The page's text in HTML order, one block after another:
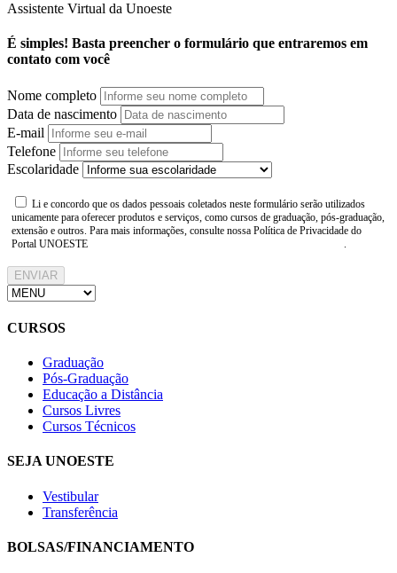
Assistente Virtual da Unoeste
É simples! Basta preencher o formulário que entraremos em
contato com você
Nome completo
Data de nascimento
E-mail
Telefone
Escolaridade
Li e concordo que os dados pessoais coletados neste formulário serão utilizados
unicamente para oferecer produtos e serviços, como cursos de graduação, pós-graduação,
extensão e outros. Para mais informações, consulte nossa Política de Privacidade do
Portal UNOESTE
ENVIAR
CURSOS
Graduação
Pós-Graduação
Educação a Distância
Cursos Livres
Cursos Técnicos
SEJA UNOESTE
Vestibular
Transferência
BOLSAS/FINANCIAMENTO